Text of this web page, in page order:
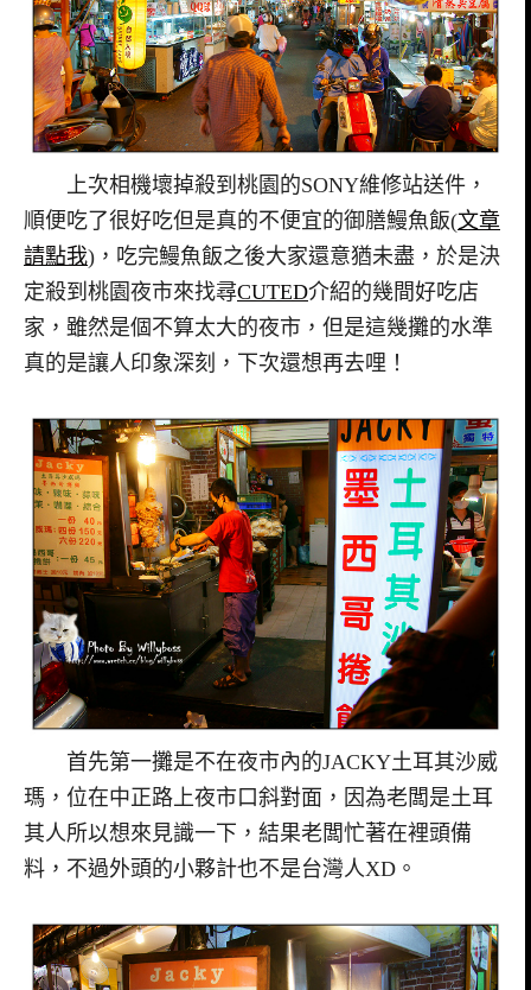
上次相機壞掉殺到桃園的SONY維修站送件，
順便吃了很好吃但是真的不便宜的御膳鰻魚飯(文章
請點我)，吃完鰻魚飯之後大家還意猶未盡，於是決
定殺到桃園夜市來找尋CUTED介紹的幾間好吃店
家，雖然是個不算太大的夜市，但是這幾攤的水準
真的是讓人印象深刻，下次還想再去哩！
首先第一攤是不在夜市內的JACKY土耳其沙威
瑪，位在中正路上夜市口斜對面，因為老闆是土耳
其人所以想來見識一下，結果老闆忙著在裡頭備
料，不過外頭的小夥計也不是台灣人XD。